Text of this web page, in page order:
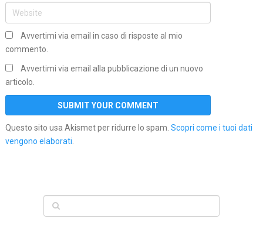
Avvertimi via email in caso di risposte al mio
commento.
Avvertimi via email alla pubblicazione di un nuovo
articolo.
Questo sito usa Akismet per ridurre lo spam. Scopri come i tuoi dati
vengono elaborati.